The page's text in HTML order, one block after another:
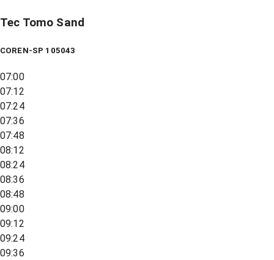
Tec Tomo Sand
COREN-SP 105043
07:00
07:12
07:24
07:36
07:48
08:12
08:24
08:36
08:48
09:00
09:12
09:24
09:36